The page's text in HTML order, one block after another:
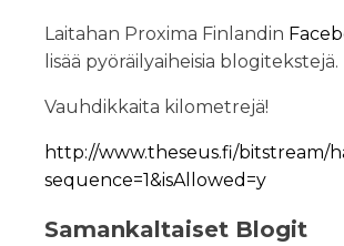
Laitahan Proxima Finlandin
lisää pyöräilyaiheisia blogitekstejä.
Vauhdikkaita kilometrejä!
http://www.theseus.fi/bitstream/
sequence=1&isAllowed=y
Samankaltaiset Blogit